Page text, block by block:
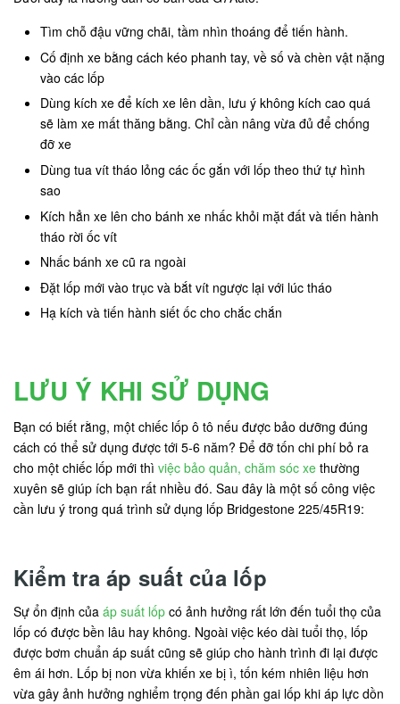
Tìm chỗ đậu vững chãi, tầm nhìn thoáng để tiến hành.
Cố định xe bằng cách kéo phanh tay, về số và chèn vật nặng
vào các lốp
Dùng kích xe để kích xe lên dần, lưu ý không kích cao quá
sẽ làm xe mất thăng bằng. Chỉ cần nâng vừa đủ để chống
đỡ xe
Dùng tua vít tháo lỏng các ốc gắn với lốp theo thứ tự hình
sao
Kích hẳn xe lên cho bánh xe nhấc khỏi mặt đất và tiến hành
tháo rời ốc vít
Nhấc bánh xe cũ ra ngoài
Đặt lốp mới vào trục và bắt vít ngược lại với lúc tháo
Hạ kích và tiến hành siết ốc cho chắc chắn
LƯU Ý KHI SỬ DỤNG
Bạn có biết rằng, một chiếc lốp ô tô nếu được bảo dưỡng đúng
cách có thể sử dụng được tới 5-6 năm? Để đỡ tốn chi phí bỏ ra
cho một chiếc lốp mới thì việc bảo quản, chăm sóc xe thường
xuyên sẽ giúp ích bạn rất nhiều đó. Sau đây là một số công việc
cần lưu ý trong quá trình sử dụng lốp Bridgestone 225/45R19:
Kiểm tra áp suất của lốp
Sự ổn định của áp suất lốp có ảnh hưởng rất lớn đến tuổi thọ của
lốp có được bền lâu hay không. Ngoài việc kéo dài tuổi thọ, lốp
được bơm chuẩn áp suất cũng sẽ giúp cho hành trình đi lại được
êm ái hơn. Lốp bị non vừa khiến xe bị ì, tốn kém nhiên liệu hơn
vừa gây ảnh hưởng nghiểm trọng đến phần gai lốp khi áp lực dồn